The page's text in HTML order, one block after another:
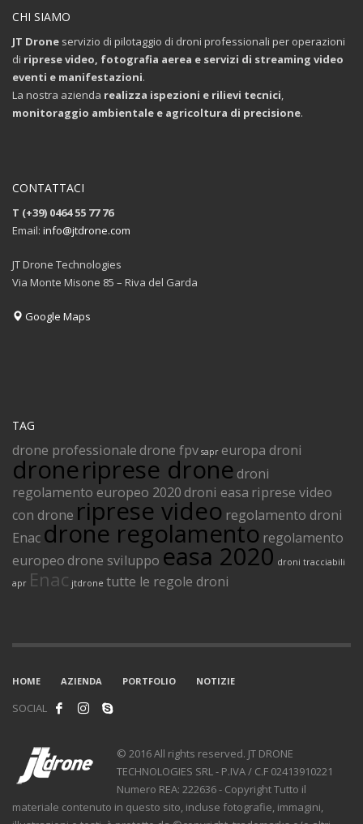
CHI SIAMO
JT Drone servizio di pilotaggio di droni professionali per operazioni
di riprese video, fotografia aerea e servizi di streaming video
eventi e manifestazioni.
La nostra azienda realizza ispezioni e rilievi tecnici,
monitoraggio ambientale e agricoltura di precisione.
CONTATTACI
T (+39) 0464 55 77 76
Email: info@jtdrone.com
JT Drone Technologies
Via Monte Misone 85 – Riva del Garda
Google Maps
TAG
drone professionaledrone fpv sapr europa droni
droneriprese drone droni
regolamento europeo 2020droni easa riprese video
con drone riprese video regolamento droni
Enac drone regolamento regolamento
europeodrone sviluppo easa 2020 droni tracciabili
apr Enac jtdrone tutte le regole droni
HOME AZIENDA PORTFOLIO NOTIZIE
SOCIAL
© 2016 All rights reserved. JT DRONE
TECHNOLOGIES SRL - P.IVA / C.F 02413910221
Numero REA: 222636 - Copyright Tutto il
materiale contenuto in questo sito, incluse fotografie, immagini,